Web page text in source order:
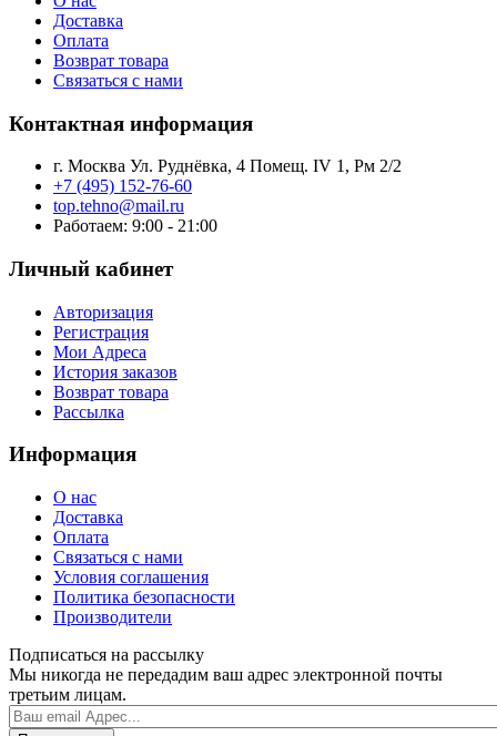
Доставка
Оплата
Возврат товара
Связаться с нами
Контактная информация
г. Москва Ул. Руднёвка, 4 Помещ. IV 1, Рм 2/2
+7 (495) 152-76-60
top.tehno@mail.ru
Работаем: 9:00 - 21:00
Личный кабинет
Авторизация
Регистрация
Мои Адреса
История заказов
Возврат товара
Рассылка
Информация
О нас
Доставка
Оплата
Связаться с нами
Условия соглашения
Политика безопасности
Производители
Подписаться на рассылку
Мы никогда не передадим ваш адрес электронной почты
третьим лицам.